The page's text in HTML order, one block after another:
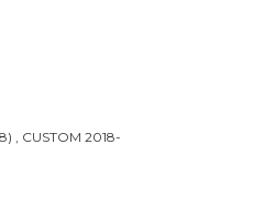
, CUSTOM 2018-